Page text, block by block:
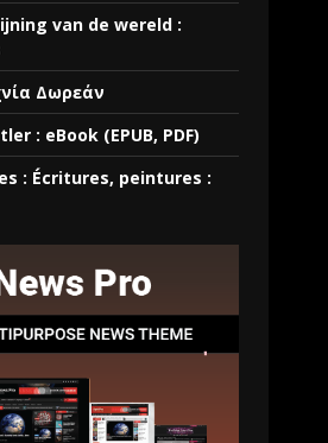
van de wereld :
Δωρεάν
: eBook (EPUB, PDF)
: Écritures, peintures :